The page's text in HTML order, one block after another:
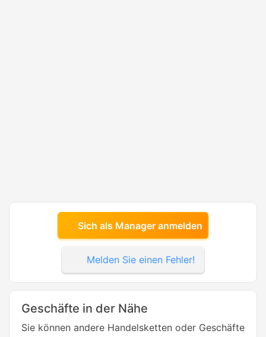
Sich als Manager anmelden
Melden Sie einen Fehler!
Geschäfte in der Nähe
Sie können andere Handelsketten oder Geschäfte